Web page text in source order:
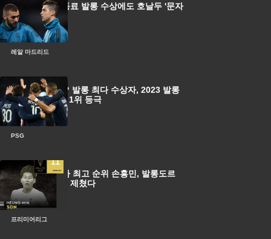
레알 마드리드
'여전하네' 옛 동료 발롱 수상에도 호날두 '문자
한 통 없었다'
PSG
홀란이 아니네? 발롱 최다 수상자, 2023 발롱
도르 파워 랭킹 1위 등극
프리미어리그
[오피셜] 아시아 최고 순위 손흥민, 발롱도르
11위. 호날두도 제쳤다